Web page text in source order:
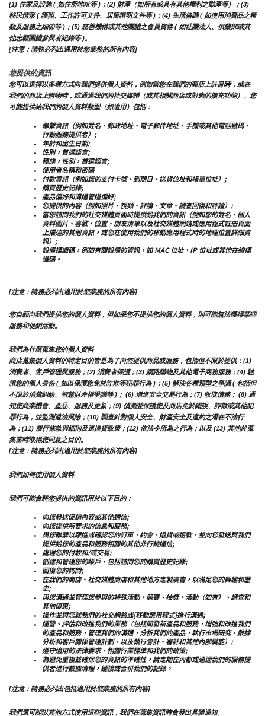
(1) 住家及設施 ( 如住所地址等 )；(2) 財產（如所有或具有其他權利之動產等）；(3)
移民情形 ( 護照、工作許可文件、居留證明文件等 )；(4) 生活格調 ( 如使用消費品之種
類及服務之細節等 )；(5) 慈善機構或其他團體之會員資格 ( 如社團法人、俱樂部或其
他志願團體參與者紀錄等 )。
[注意：請務必列出適用於您業務的所有內容]
您提供的資訊
您可以選擇以多種方式向我們提供個人資料，例如當您在我們的商店上註冊時，或在
我們的商店上購物時，或通過我們的社交媒體（或其相關商店或對應的擴充功能）。您
可能提供給我們的個人資料類型（如適用）包括：
聯繫資訊（例如姓名、郵政地址、電子郵件地址、手機或其他電話號碼、
行動服務提供者）;
年齡和出生日期;
性別，首選語言;
種族，性別，首選語言;
使用者名稱和密碼
付款資訊（例如您的支付卡號、到期日、送貨位址和帳單位址）;
購買歷史記錄;
產品偏好和溝通管道偏好;
您提供的內容（例如照片、視頻、評論、文章、調查回復和評論）;
當您訪問我們的社交媒體頁面時提供給我們的資訊（例如您的姓名、個人
資料圖片、喜歡、位置、朋友清單以及社交媒體網路或應用程式註冊頁面
上描述的其他資訊，或您在使用我們的移動應用程式時的地理位置詳細資
訊）;
設備標識碼，例如有關設備的資訊，如 MAC 位址、IP 位址或其他在線標
識碼。
[注意：請務必列出適用於您業務的所有內容]
您自願向我們提供您的個人資料，但如果您不提供您的個人資料，則可能無法獲得某些
服務和促銷活動。
我們為什麼蒐集您的個人資料
商店蒐集個人資料的特定目的皆是為了向您提供商品或服務，包括但不限於提供：(1)
消費者、客戶管理與服務；(2) 消費者保護；(3) 網路購物及其他電子商務服務；(4) 驗
證您的個人身份 ( 如以保護您免於詐欺等犯罪行為 )；(5) 解決各種類型之爭議 ( 包括但
不限於消費糾紛、智慧財產權爭議等 )； (6) 增進安全交易行為；(7) 收取債務； (8) 通
知您商業機會、產品、服務及更新；(9) 偵測並保護您及商店免於錯誤、詐欺或其他犯
罪行為，並監測遵法風險；(10) 調查針對個人安全、財產安全及違約之潛在不法行
為；(11) 履行條款與細則及退換貨政策；(12) 依法令所為之行為；以及 (13) 其他於蒐
集當時取得您同意之目的。
[注意：請務必列出適用於您業務的所有內容]
我們如何使用個人資料
我們可能會將您提供的資訊用於以下目的：
向您發送促銷內容或其他通信;
向您提供所要求的信息和服務;
與您聯繫以跟進或確認您的訂單，約會，退貨或退款，並向您發送與我們
提供給您的產品和服務相關的其他非行銷通信;
處理您的付款和/或交易;
創建和管理您的帳戶，包括訪問您的購買歷史記錄;
回復您的詢問;
在我們的商店、社交媒體商店和其他地方定製廣告，以滿足您的興趣和歷
史;
與您溝通並管理您參與的特殊活動、競賽、抽獎、活動（如有）、調查和
其他優惠;
操作並與您就我們的社交網路或[移動應用程式]進行溝通;
運營、評估和改進我們的業務（包括開發新產品和服務，增強和改進我們
的產品和服務，管理我們的溝通，分析我們的產品，執行市場研究、數據
分析和客戶關係管理計劃，以及執行會計、審計和其他內部職能）;
遵守適用的法律要求、相關行業標準和我們的政策;
為避免重複並確保您的資訊的準確性，請定期在內部或通過我們的服務提
供者進行數據清理，鏈接或合併我們的記錄。
[注意：請務必列出包括適用於您業務的所有內容]
我們還可能以其他方式使用這些資訊，我們在蒐集資訊時會發出具體通知。